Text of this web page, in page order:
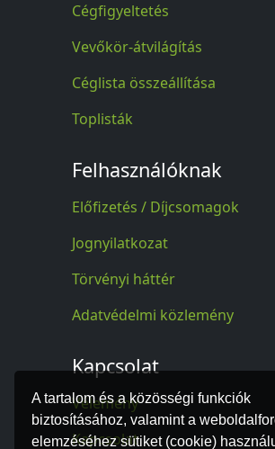
A tartalom és a közösségi funkciók
biztosításához, valamint a
elemzéséhez sütiket (cookie)
Cégfigyeltetés
Vevőkör-átvilágítás
Céglista összeállítása
Toplisták
Felhasználóknak
Előfizetés / Díjcsomagok
Jognyilatkozat
Törvényi háttér
Adatvédelmi közlemény
Kapcsolat
Vélemény
Kapcsolat